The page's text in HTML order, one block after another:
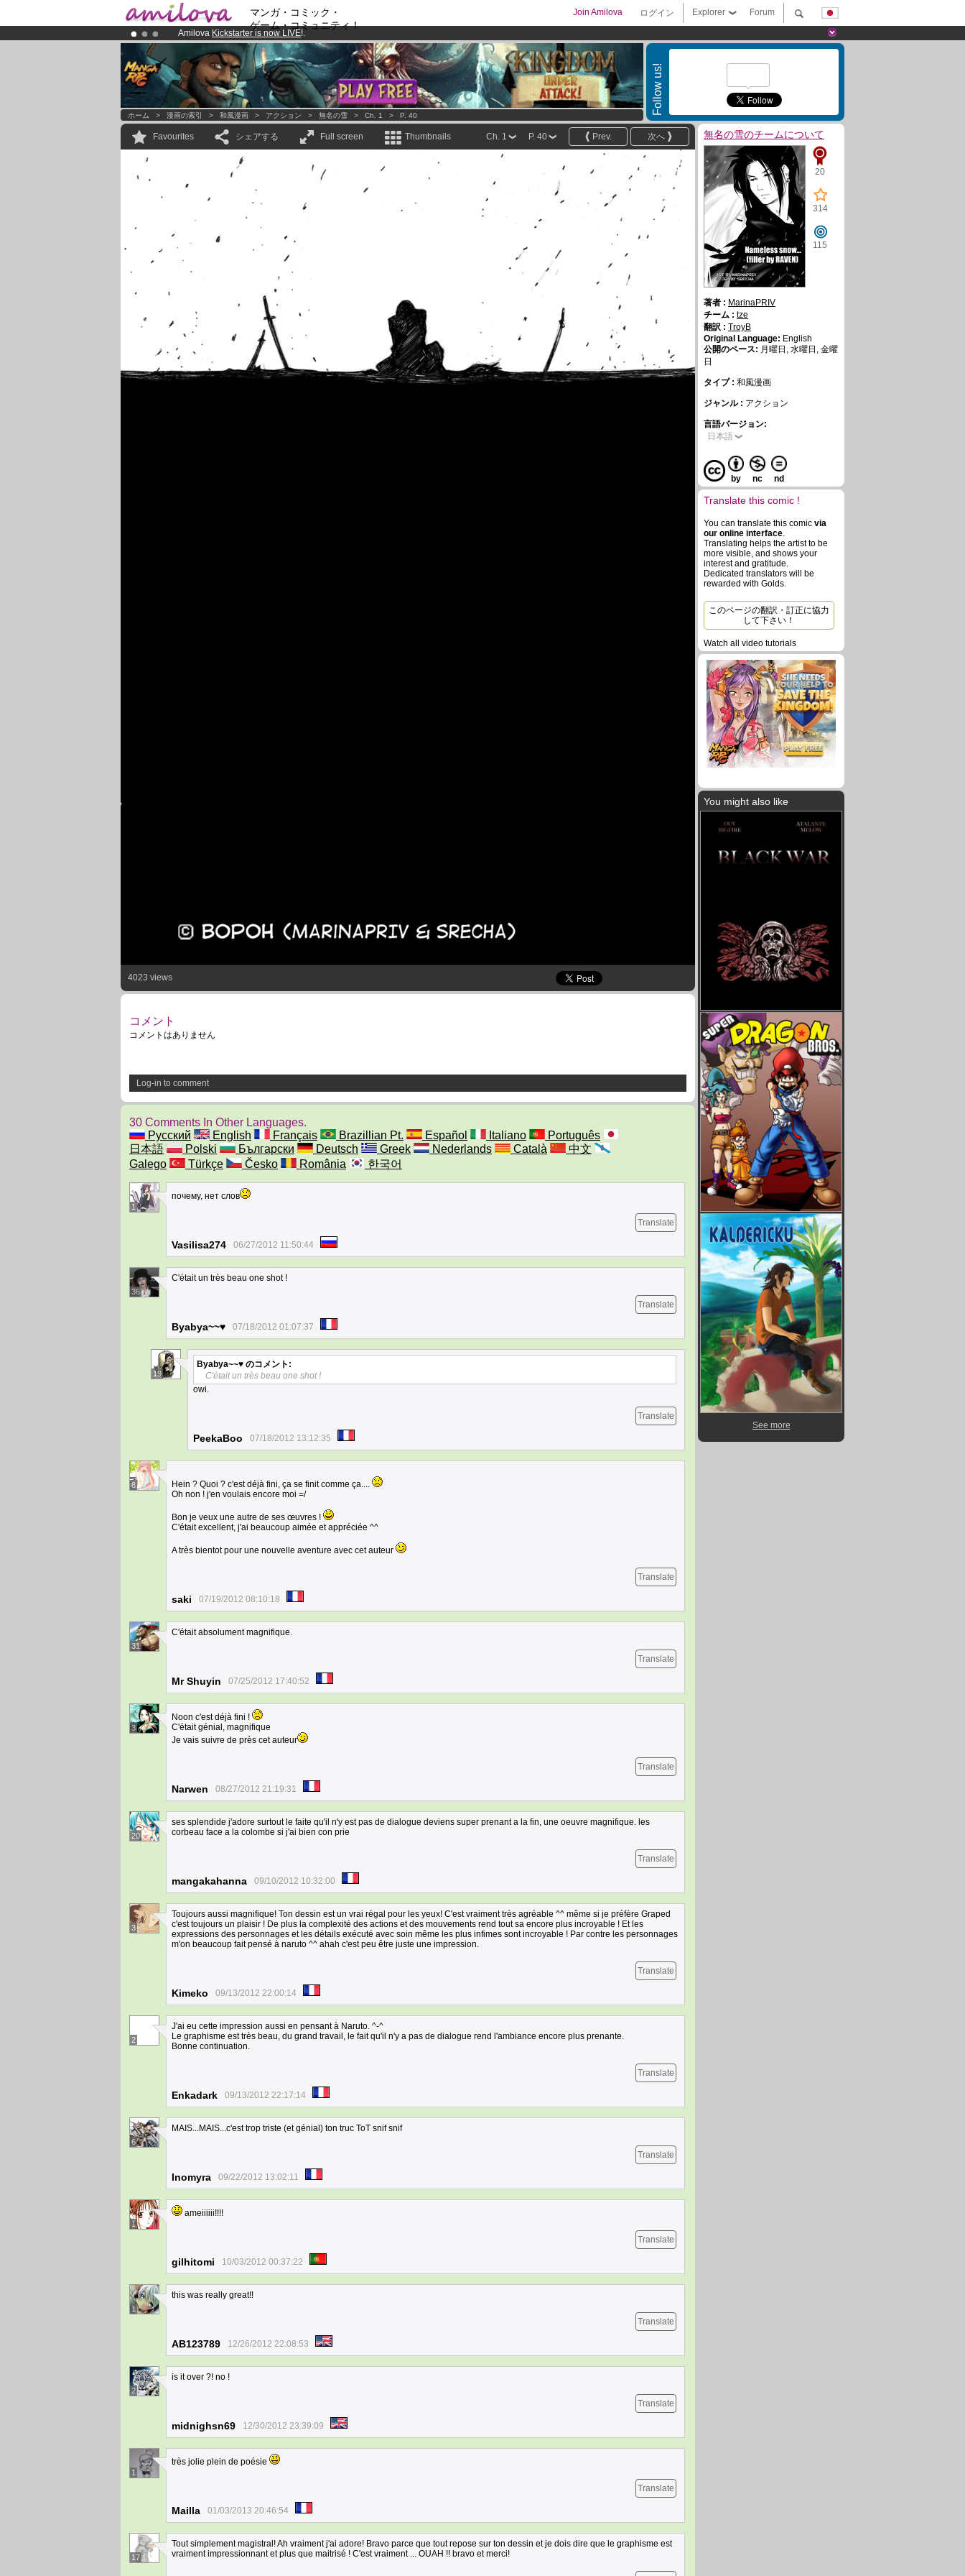
マンガ・コミック・
ゲーム・コミュニティ！
Forum
Explorer
ログイン
Join Amilova
Amilova Kickstarter is now LIVE!.
Already 100000membersand 1000comics & mangas!.
Premium membership from3.95 euros per month !Get membership now
Follow us!
ホーム > 漫画の索引 > 和風漫画 > アクション > 無名の雪 > Ch. 1 > P. 40
Favourites シェアする Full screen Thumbnails 次へ
Prev.
P. 40
Ch. 1
4023 views
コメント
コメントはありません
Log-in to comment
30 Comments In Other Languages.
Русский
English Français Brazillian Pt. Español Italiano
Português
日本語
Polski Български Deutsch Greek Nederlands Català
中文
Galego
Türkçe Česko România 한국어
1
почему, нет слов
Translate
Vasilisa274 06/27/2012 11:50:44
36
C'était un très beau one shot !
Translate
Byabya~~♥ 07/18/2012 01:07:37
19
Byabya~~♥ のコメント:
C'était un très beau one shot !
owi.
Translate
PeekaBoo 07/18/2012 13:12:35
8
Hein ? Quoi ? c'est déjà fini, ça se finit comme ça....
Oh non ! j'en voulais encore moi =/
Bon je veux une autre de ses œuvres !
C'était excellent, j'ai beaucoup aimée et appréciée ^^
A très bientot pour une nouvelle aventure avec cet auteur
Translate
saki 07/19/2012 08:10:18
31
C'était absolument magnifique.
Translate
Mr Shuyin 07/25/2012 17:40:52
3
Noon c'est déjà fini !
C'était génial, magnifique
Je vais suivre de près cet auteur
Translate
Narwen 08/27/2012 21:19:31
20
ses splendide j'adore surtout le faite qu'il n'y est pas de dialogue deviens super prenant a la fin, une oeuvre magnifique. les
corbeau face a la colombe si j'ai bien con prie
Translate
mangakahanna 09/10/2012 10:32:00
3
Toujours aussi magnifique! Ton dessin est un vrai régal pour les yeux! C'est vraiment très agréable ^^ même si je préfère Graped
c'est toujours un plaisir ! De plus la complexité des actions et des mouvements rend tout sa encore plus incroyable ! Et les
expressions des personnages et les détails exécuté avec soin même les plus infimes sont incroyable ! Par contre les personnages
m'on beaucoup fait pensé à naruto ^^ ahah c'est peu être juste une impression.
Translate
Kimeko 09/13/2012 22:00:14
2
J'ai eu cette impression aussi en pensant à Naruto. ^-^
Le graphisme est très beau, du grand travail, le fait qu'il n'y a pas de dialogue rend l'ambiance encore plus prenante.
Bonne continuation.
Translate
Enkadark 09/13/2012 22:17:14
6
MAIS...MAIS...c'est trop triste (et génial) ton truc ToT snif snif
Translate
Inomyra 09/22/2012 13:02:11
1
ameiiiiii!!!!
Translate
gilhitomi 10/03/2012 00:37:22
1
this was really great!!
Translate
AB123789 12/26/2012 22:08:53
2
is it over ?! no !
Translate
midnighsn69 12/30/2012 23:39:09
1
très jolie plein de poésie
Translate
Mailla 01/03/2013 20:46:54
17
Tout simplement magistral! Ah vraiment j'ai adore! Bravo parce que tout repose sur ton dessin et je dois dire que le graphisme est
vraiment impressionnant et plus que maitrisé ! C'est vraiment ... OUAH !! bravo et merci!
無名の雪のチームについて
20
314
115
著者 : MarinaPRIV
チーム : tze
翻訳 : TroyB
Original Language: English
公開のペース: 月曜日, 水曜日, 金曜
日
タイプ : 和風漫画
ジャンル : アクション
言語バージョン:
日本語
by nc nd
Translate this comic !
You can translate this comic via
our online interface.
Translating helps the artist to be
more visible, and shows your
interest and gratitude.
Dedicated translators will be
rewarded with Golds.
このページの翻訳・訂正に協力
して下さい！
Watch all video tutorials
You might also like
See more